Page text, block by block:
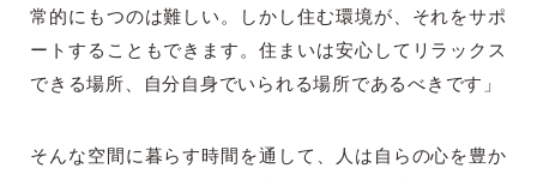
常的にもつのは難しい。しかし住む環境が、それをサポ
ートすることもできます。住まいは安心してリラックス
できる場所、自分自身でいられる場所であるべきです」
そんな空間に暮らす時間を通して、人は自らの心を豊か